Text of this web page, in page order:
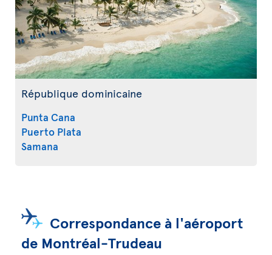
République dominicaine
Punta Cana
Puerto Plata
Samana
Correspondance à l'aéroport
de Montréal-Trudeau